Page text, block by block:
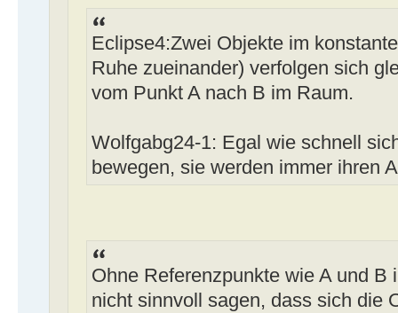
Eclipse4:Zwei Objekte im
Ruhe zueinander) verfolgen sich
vom Punkt A nach B im Raum.
Wolfgabg24-1: Egal wie schnell
bewegen, sie werden immer ihren
Ohne Referenzpunkte wie A und B
nicht sinnvoll sagen, dass sich die